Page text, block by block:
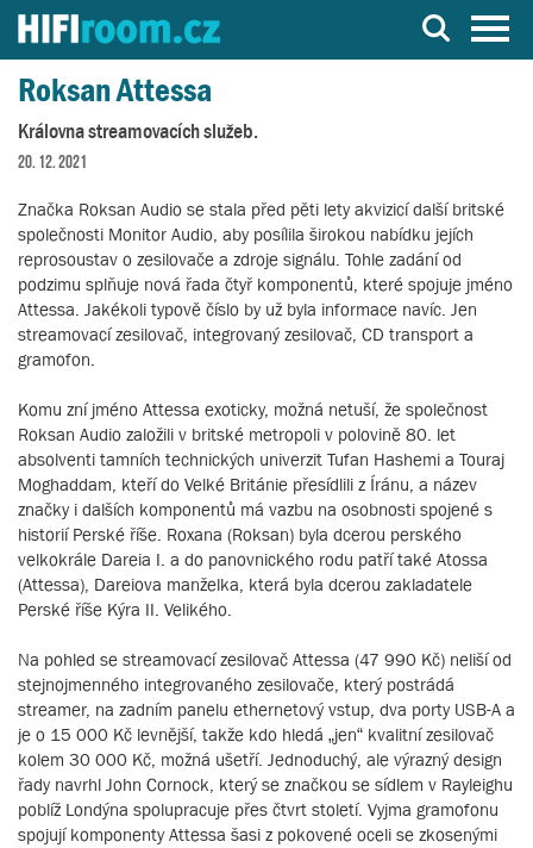
Server o Hi-Fi a AV technice
Roksan Attessa
Královna streamovacích služeb.
20. 12. 2021
Značka Roksan Audio se stala před pěti lety akvizicí další britské
společnosti Monitor Audio, aby posílila širokou nabídku jejích
reprosoustav o zesilovače a zdroje signálu. Tohle zadání od
podzimu splňuje nová řada čtyř komponentů, které spojuje jméno
Attessa. Jakékoli typově číslo by už byla informace navíc. Jen
streamovací zesilovač, integrovaný zesilovač, CD transport a
gramofon.
Komu zní jméno Attessa exoticky, možná netuší, že společnost
Roksan Audio založili v britské metropoli v polovině 80. let
absolventi tamních technických univerzit Tufan Hashemi a Touraj
Moghaddam, kteří do Velké Británie přesídlili z Íránu, a název
značky i dalších komponentů má vazbu na osobnosti spojené s
historií Perské říše. Roxana (Roksan) byla dcerou perského
velkokrále Dareia I. a do panovnického rodu patří také Atossa
(Attessa), Dareiova manželka, která byla dcerou zakladatele
Perské říše Kýra II. Velikého.
Na pohled se streamovací zesilovač Attessa (47 990 Kč) neliší od
stejnojmenného integrovaného zesilovače, který postrádá
streamer, na zadním panelu ethernetový vstup, dva porty USB-A a
je o 15 000 Kč levnější, takže kdo hledá „jen“ kvalitní zesilovač
kolem 30 000 Kč, možná ušetří. Jednoduchý, ale výrazný design
řady navrhl John Cornock, který se značkou se sídlem v Rayleighu
poblíž Londýna spolupracuje přes čtvrt století. Vyjma gramofonu
spojují komponenty Attessa šasi z pokovené oceli se zkosenými